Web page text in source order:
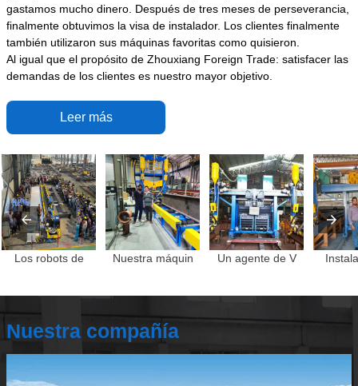
gastamos mucho dinero. Después de tres meses de perseverancia,
finalmente obtuvimos la visa de instalador. Los clientes finalmente
también utilizaron sus máquinas favoritas como quisieron.
Al igual que el propósito de Zhouxiang Foreign Trade: satisfacer las
demandas de los clientes es nuestro mayor objetivo.
Leer más
Los robots de Nuestra máquin Un agente de V
Nuestra compañía